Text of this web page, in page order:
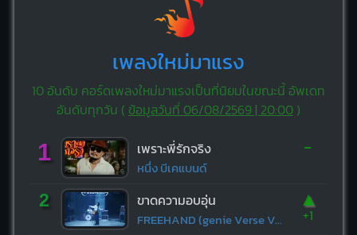
เพลงใหม่มาแรง
10 อันดับ คอร์ดเพลงใหม่มาแรงเป็นที่นิยมในขณะนี้ อัพเดท
อันดับทุกวัน ( ข้อมูลวันที่ 06/08/2569 | 20:00)
1 เพราะพี่รักจริง
หนึ่ง บีเคแบนด์
-
2 ขาดความอบอุ่น
FREEHAND (genie Verse Vol.1)
▲
+1